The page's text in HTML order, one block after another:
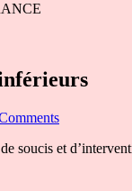
soucis et